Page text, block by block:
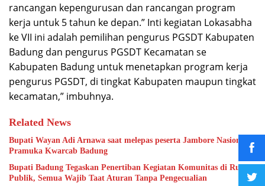
rancangan kepengurusan dan rancangan program
kerja untuk 5 tahun ke depan.” Inti kegiatan Lokasabha
ke VII ini adalah pemilihan pengurus PGSDT Kabupaten
Badung dan pengurus PGSDT Kecamatan se
Kabupaten Badung untuk menetapkan program kerja
pengurus PGSDT, di tingkat Kabupaten maupun tingkat
kecamatan,” imbuhnya.
Related News
Bupati Wayan Adi Arnawa saat melepas peserta Jambore Nasional
Pramuka Kwarcab Badung
Bupati Badung Tegaskan Penertiban Kegiatan Komunitas di Ruang
Publik, Semua Wajib Taat Aturan Tanpa Pengecualian